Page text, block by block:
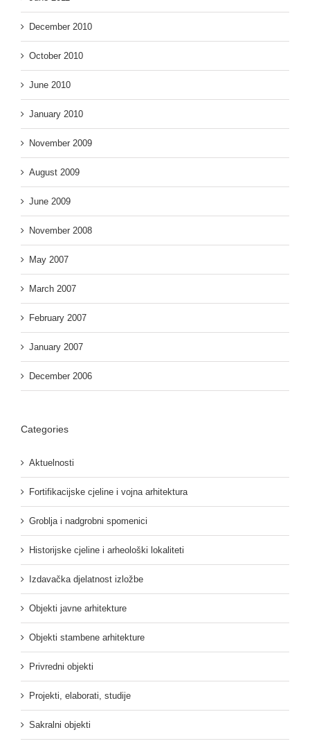
December 2010
October 2010
June 2010
January 2010
November 2009
August 2009
June 2009
November 2008
May 2007
March 2007
February 2007
January 2007
December 2006
Categories
Aktuelnosti
Fortifikacijske cjeline i vojna arhitektura
Groblja i nadgrobni spomenici
Historijske cjeline i arheološki lokaliteti
Izdavačka djelatnost izložbe
Objekti javne arhitekture
Objekti stambene arhitekture
Privredni objekti
Projekti, elaborati, studije
Sakralni objekti